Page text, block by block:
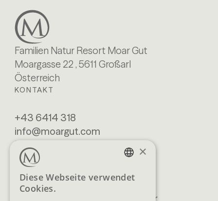
Familien Natur Resort Moar Gut
Moargasse 22 , 5611 Großarl
Österreich
KONTAKT
+43 6414 318
info@moargut.com
SERVICES
Lage & Anreise
Blog
Buchen
Anfragen
Newsletter
×
Diese Webseite verwendet
Cookies.